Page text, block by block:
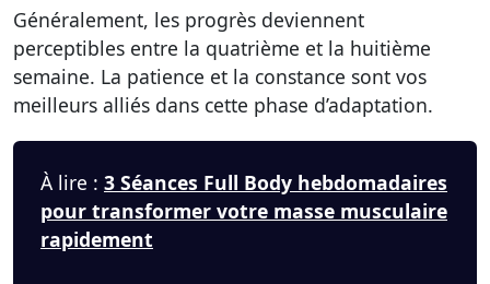
Généralement, les progrès deviennent
perceptibles entre la quatrième et la huitième
semaine. La patience et la constance sont vos
meilleurs alliés dans cette phase d’adaptation.
À lire : 3 Séances Full Body hebdomadaires
pour transformer votre masse musculaire
rapidement